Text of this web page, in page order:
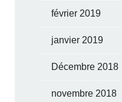
février 2019
janvier 2019
Décembre 2018
novembre 2018